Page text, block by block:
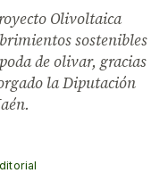
Olivoltaica
sostenibles
de olivar, gracias
la Diputación